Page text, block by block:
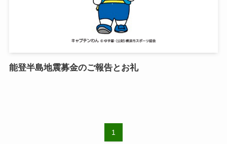
能登半島地震募金のご報告とお礼
1